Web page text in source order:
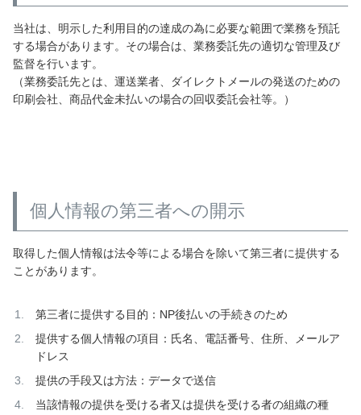
当社は、明示した利用目的の達成の為に必要な範囲で業務を預託
する場合があります。その場合は、業務委託先の適切な管理及び
監督を行います。
（業務委託先とは、運送業者、ダイレクトメールの発送のための
印刷会社、商品代金未払いの場合の回収委託会社等。）
個人情報の第三者への開示
取得した個人情報は法令等による場合を除いて第三者に提供する
ことがあります。
第三者に提供する目的：NP後払いの手続きのため
提供する個人情報の項目：氏名、電話番号、住所、メールア
ドレス
提供の手段又は方法：データで送信
当該情報の提供を受ける者又は提供を受ける者の組織の種